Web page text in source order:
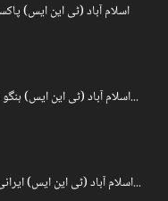
اسلام آباد (ٹی این ایس) ہنگو کے علاقے شینکئے بانڈہ دلن...
اسلام آباد (ٹی این ایس) ایرانی حکومت کا تختہ الٹنے میں...